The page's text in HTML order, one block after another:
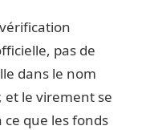
pas de
dans le nom
et le virement se
ce que les fonds